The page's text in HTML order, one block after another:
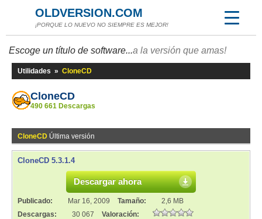
OLDVERSION.COM
¡PORQUE LO NUEVO NO SIEMPRE ES MEJOR!
Escoge un título de software...a la versión que amas!
Utilidades » CloneCD
CloneCD
490 661 Descargas
CloneCD Última versión
CloneCD 5.3.1.4
Descargar ahora
Publicado: Mar 16, 2009 Tamaño:
2,6 MB
Descargas:
30 067
Valoración: